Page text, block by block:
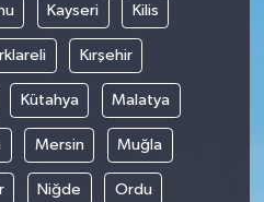
Kayseri Kilis
Kırşehir
Kütahya Malatya
Mersin Muğla
Niğde Ordu